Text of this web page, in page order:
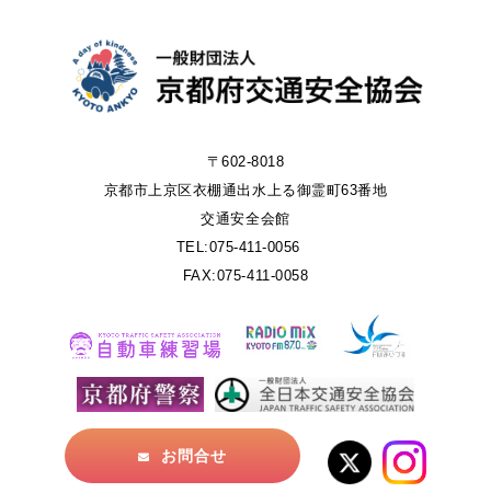
〒602-8018
京都市上京区衣棚通出水上る御霊町63番地
交通安全会館
TEL:075-411-0056
FAX:075-411-0058
お問合せ